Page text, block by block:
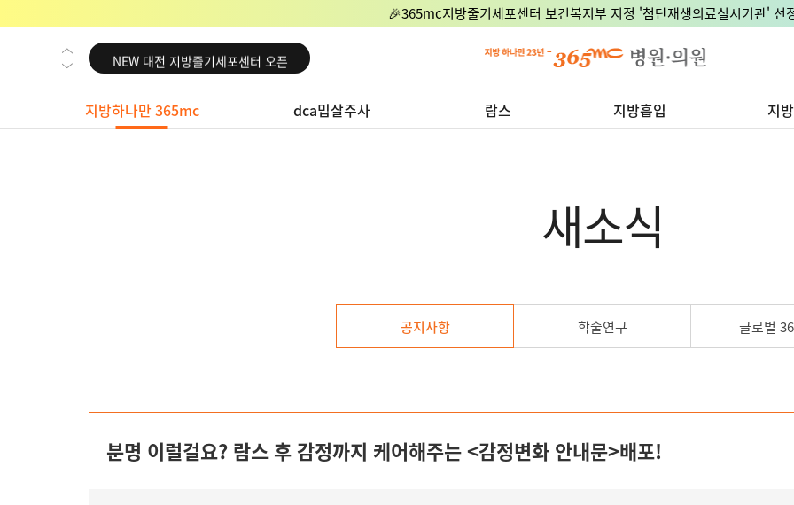
🎉365mc지방줄기세포센터 보건복지부 지정 '첨단재생의료실시기관' 선
NEW 교대 지방줄기세포센터 오픈
NEW 대전 지방줄기세포센터 오픈
NEW 노원 지방줄기세포센터 오픈
NEW 미국 LA점 오픈
지방하나만 365mc dca밉살주사 람스 지방흡입 지
새소식
공지사항 학술연구 글로벌
분명 이럴걸요? 람스 후 감정까지 케어해주는 <감정변화 안내문>배포!